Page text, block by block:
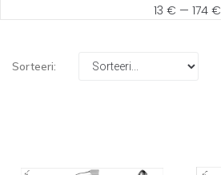
13 € —174 €
Sorteeri: